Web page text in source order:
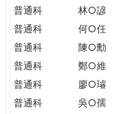
普通科
林○諺
普通科
何○任
普通科
陳○勳
普通科
鄭○維
普通科
廖○璿
普通科
吳○孺